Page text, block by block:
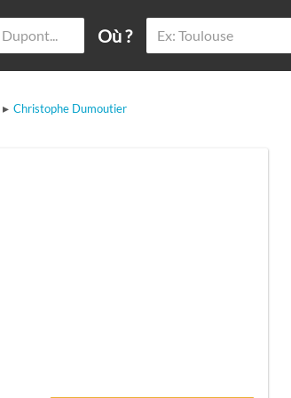
Où ?
▸ Christophe Dumoutier